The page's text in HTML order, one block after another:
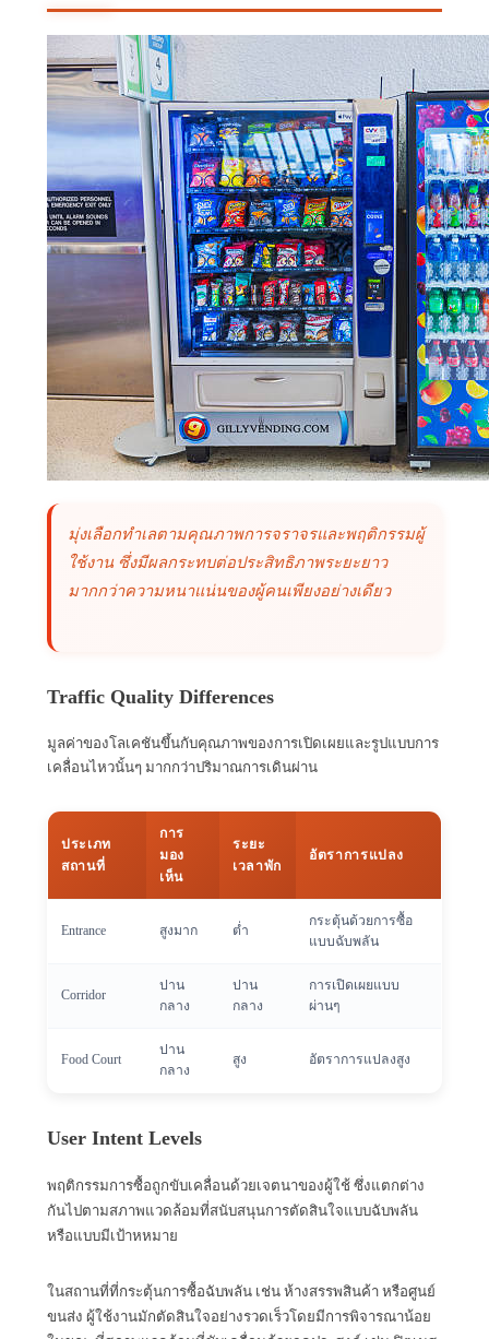
มุ่งเลือกทำเลตามคุณภาพการจราจรและพฤติกรรมผู้
ใช้งาน ซึ่งมีผลกระทบต่อประสิทธิภาพระยะยาว
มากกว่าความหนาแน่นของผู้คนเพียงอย่างเดียว
Traffic Quality Differences
มูลค่าของโลเคชันขึ้นกับคุณภาพของการเปิดเผยและรูปแบบการ
เคลื่อนไหวนั้นๆ มากกว่าปริมาณการเดินผ่าน
ประเภท
สถานที่
การ
มอง
เห็น
ระยะ
เวลาพัก
อัตราการแปลง
Entrance สูงมาก ต่ำ
กระตุ้นด้วยการซื้อ
แบบฉับพลัน
Corridor
ปาน
กลาง
ปาน
กลาง
การเปิดเผยแบบ
ผ่านๆ
Food Court
ปาน
กลาง
สูง อัตราการแปลงสูง
User Intent Levels
พฤติกรรมการซื้อถูกขับเคลื่อนด้วยเจตนาของผู้ใช้ ซึ่งแตกต่าง
กันไปตามสภาพแวดล้อมที่สนับสนุนการตัดสินใจแบบฉับพลัน
หรือแบบมีเป้าหหมาย
ในสถานที่ที่กระตุ้นการซื้อฉับพลัน เช่น ห้างสรรพสินค้า หรือศูนย์
ขนส่ง ผู้ใช้งานมักตัดสินใจอย่างรวดเร็วโดยมีการพิจารณาน้อย